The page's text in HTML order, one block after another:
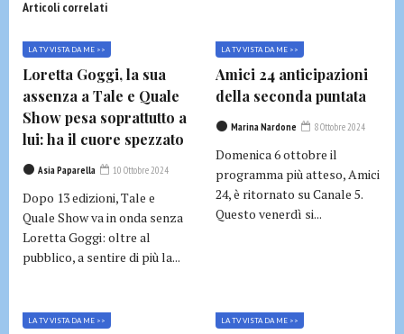
Articoli correlati
LA TV VISTA DA ME >>
Loretta Goggi, la sua
assenza a Tale e Quale
Show pesa soprattutto a
lui: ha il cuore spezzato
Asia Paparella 10 Ottobre 2024
Dopo 13 edizioni, Tale e
Quale Show va in onda senza
Loretta Goggi: oltre al
pubblico, a sentire di più la...
LA TV VISTA DA ME >>
Amici 24 anticipazioni
della seconda puntata
Marina Nardone 8 Ottobre 2024
Domenica 6 ottobre il
programma più atteso, Amici
24, è ritornato su Canale 5.
Questo venerdì si...
LA TV VISTA DA ME >> LA TV VISTA DA ME >>